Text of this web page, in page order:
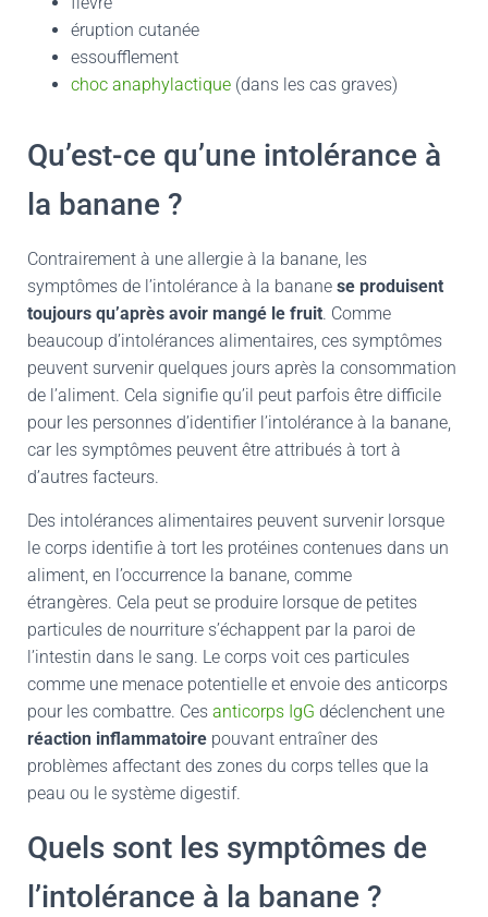
éruption cutanée
essoufflement
choc anaphylactique (dans les cas graves)
Qu’est-ce qu’une intolérance à
la banane ?
Contrairement à une allergie à la banane, les
symptômes de l’intolérance à la banane se produisent
toujours qu’après avoir mangé le fruit. Comme
beaucoup d’intolérances alimentaires, ces symptômes
peuvent survenir quelques jours après la consommation
de l’aliment. Cela signifie qu’il peut parfois être difficile
pour les personnes d’identifier l’intolérance à la banane,
car les symptômes peuvent être attribués à tort à
d’autres facteurs.
Des intolérances alimentaires peuvent survenir lorsque
le corps identifie à tort les protéines contenues dans un
aliment, en l’occurrence la banane, comme
étrangères. Cela peut se produire lorsque de petites
particules de nourriture s’échappent par la paroi de
l’intestin dans le sang. Le corps voit ces particules
comme une menace potentielle et envoie des anticorps
pour les combattre. Ces anticorps IgG déclenchent une
réaction inflammatoire pouvant entraîner des
problèmes affectant des zones du corps telles que la
peau ou le système digestif.
Quels sont les symptômes de
l’intolérance à la banane ?